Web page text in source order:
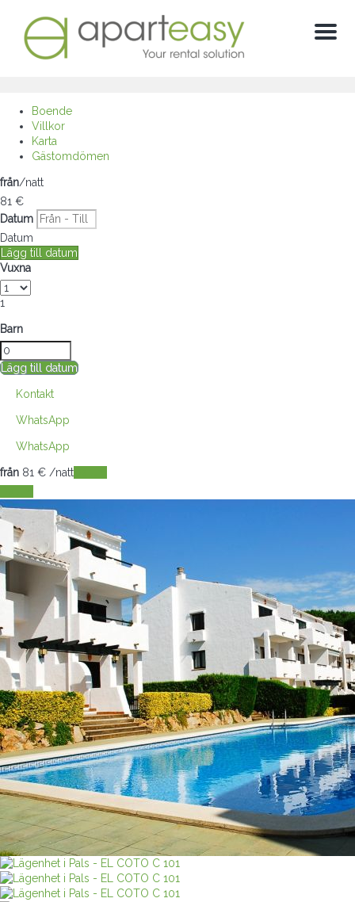
Meny
Boende
Villkor
Karta
Gästomdömen
från/natt
81 €
Datum
Datum
Lägg till datum
Vuxna
1
Barn
Lägg till datum
Kontakt
WhatsApp
WhatsApp
från 81 € /natt